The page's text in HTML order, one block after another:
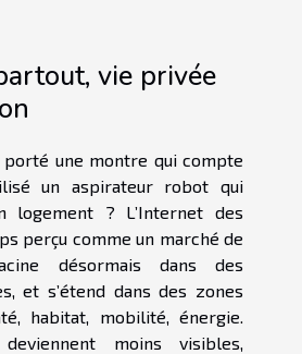
vie privée
porté une montre qui compte
un aspirateur robot qui
logement ? L’Internet des
perçu comme un marché de
désormais dans des
et s’étend dans des zones
habitat, mobilité, énergie.
moins visibles,